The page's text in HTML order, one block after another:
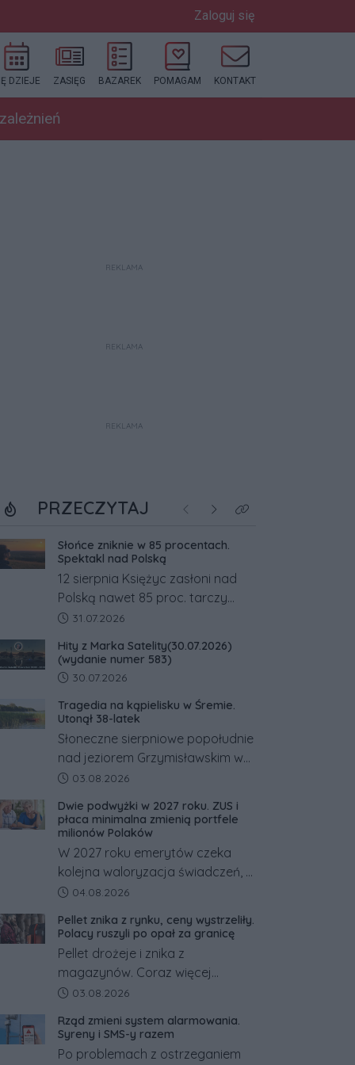
Zaloguj się
DZIEJE ZASIĘG BAZAREK POMAGAM KONTAKT
REKLAMA
REKLAMA
REKLAMA
PRZECZYTAJ Poprzednie
NastępneKliknij aby zobaczyć
Słońce zniknie w 85 procentach.
Spektakl nad Polską
12 sierpnia Księżyc zasłoni nad
Polską nawet 85 proc. tarczy
Słońca. Największe zaćmienie od
zachodem.
Data dodania artykułu:
31.07.2026
Hity z Marka Satelity(30.07.2026)
(wydanie numer 583)
Data dodania artykułu:
30.07.2026
Tragedia na kąpielisku w Śremie.
Utonął 38-latek
Słoneczne sierpniowe popołudnie
nad jeziorem Grzymisławskim w
powiecie śremskim zakończyło
zdołały odwrócić nawet
natychmiastowe działania służb
ratunkowych.
Data dodania artykułu:
03.08.2026
Dwie podwyżki w 2027 roku. ZUS i
płaca minimalna zmienią portfele
milionów Polaków
W 2027 roku emerytów czeka
kolejna waloryzacja świadczeń, a
pracowników podwyżka płacy
tym zmianom zyskają.
Data dodania artykułu:
04.08.2026
Pellet znika z rynku, ceny wystrzeliły.
Polacy ruszyli po opał za granicę
Pellet drożeje i znika z
magazynów. Coraz więcej
Polaków szuka opału za granicą,
złotych tańszy niż w kraju. Co się
dzieje?
Data dodania artykułu:
03.08.2026
Rząd zmieni system alarmowania.
Syreny i SMS-y razem
Po problemach z ostrzeganiem